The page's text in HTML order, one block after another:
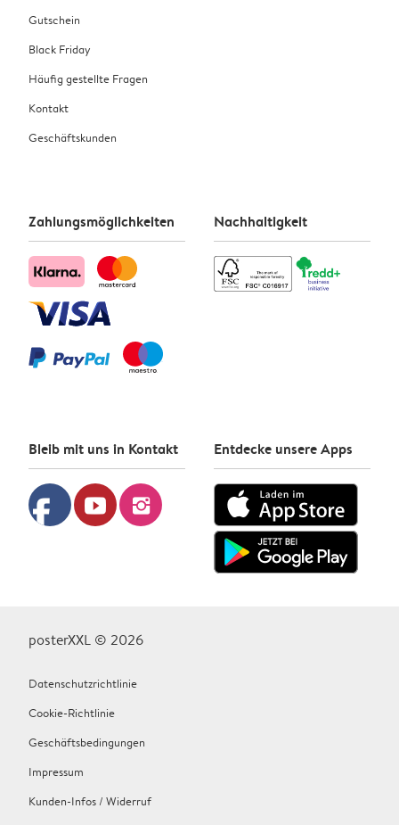
Gutschein
Black Friday
Häufig gestellte Fragen
Kontakt
Geschäftskunden
Zahlungsmöglichkeiten Nachhaltigkeit
Bleib mit uns in Kontakt
facebook youtube instagram
Entdecke unsere Apps
posterXXL © 2026
Datenschutzrichtlinie
Cookie-Richtlinie
Geschäftsbedingungen
Impressum
Kunden-Infos / Widerruf